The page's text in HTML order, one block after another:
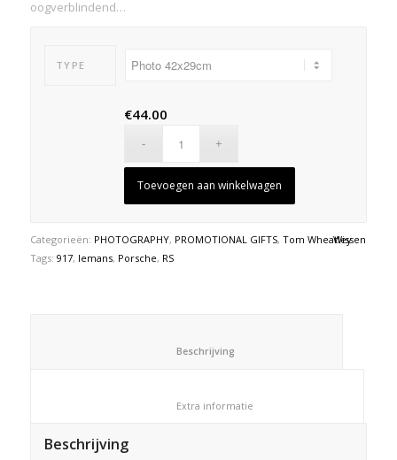
oogverblindend…
TYPE
Wissen
€44.00
Toevoegen aan winkelwagen
Categorieën: PHOTOGRAPHY, PROMOTIONAL GIFTS, Tom Wheatley
Tags: 917, lemans, Porsche, RS
Beschrijving